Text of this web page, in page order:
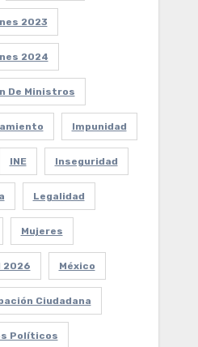
2023
2024
De Ministros
Impunidad
INE Inseguridad
Legalidad
Mujeres
2026 México
Ciudadana
Políticos